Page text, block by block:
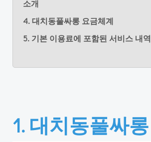
소개
4. 대치동풀싸롱 요금체계
5. 기본 이용료에 포함된 서비스 내
1. 대치동풀싸